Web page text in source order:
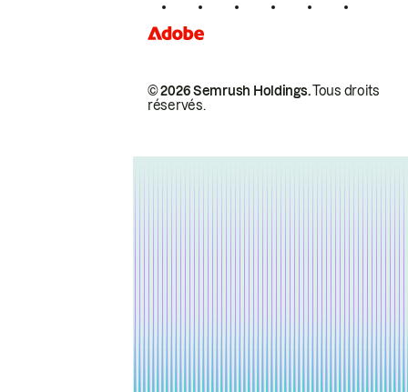
© 2026 Semrush Holdings.Tous droits
réservés.